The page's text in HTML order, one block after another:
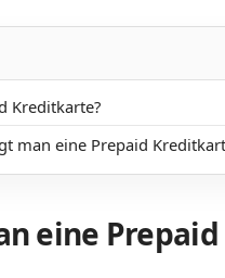
Kreditkarte?
man eine Prepaid
eine